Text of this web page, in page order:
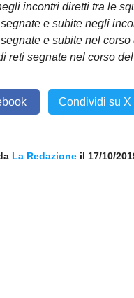
incontri diretti tra le
e subite negli
e subite nel corso
reti segnate nel corso
Condividi su X
La Redazione il 17/10/